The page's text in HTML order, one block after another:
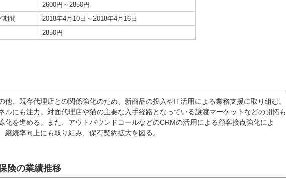
2600円～2850円
期間
2018年4月10日～2018年4月16日
2850円
他、既存代理店との関係強化のため、新商品の投入やIT活用による業務支援に取り組む。
ルにも注力。対面代理店や猫の主要な入手経路となっている譲渡マーケットなどの開拓も
化を進める。また、アウトバウンドコールなどのCRMの活用による顧客接点強化によ
継続率向上にも取り組み、保有契約拡大を図る。
険の業績推移